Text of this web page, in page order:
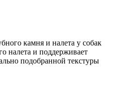
камня и налета у собак
налета и поддерживает
подобранной текстуры